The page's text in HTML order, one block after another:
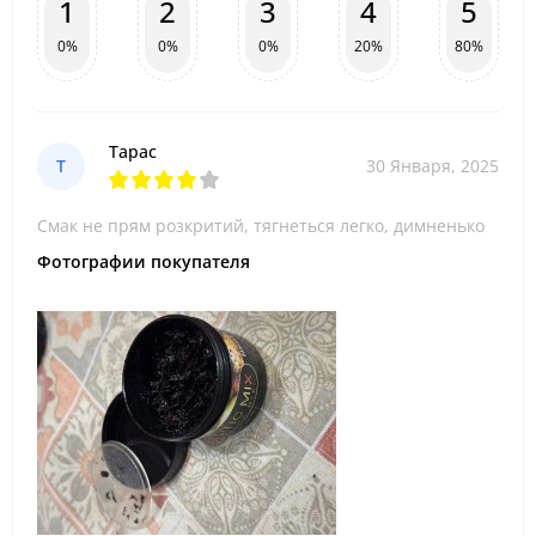
1
0%
2
0%
3
0%
4
20%
5
80%
Т
Тарас
30 Января, 2025
Смак не прям розкритий, тягнеться легко, димненько
Фотографии покупателя